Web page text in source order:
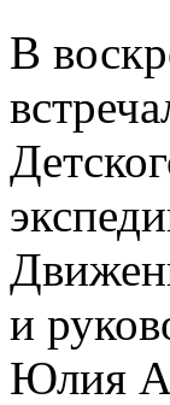
В
и
Юлия